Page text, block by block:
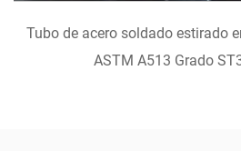
VISTA
Tubo de acero soldado estirado
ASTM A513 Grado